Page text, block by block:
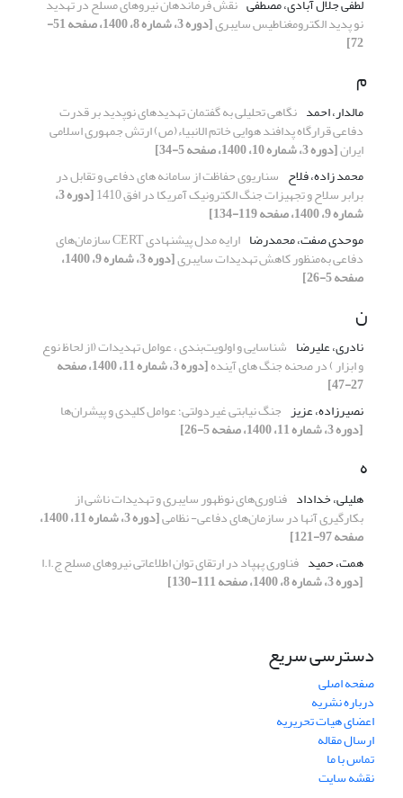
نو پدید الکترومغناطیس سایبری [دوره 3، شماره 8، 1400، صفحه 51-
72]
م
مالدار، احمد نگاهی تحلیلی به گفتمان تهدیدهای نوپدید بر قدرت
دفاعی قرارگاه پدافند هوایی خاتم الانبیاء(ص) ارتش جمهوری اسلامی
ایران[دوره 3، شماره 10، 1400، صفحه 5-34]
محمد زاده، فلاح سناریوی حفاظت از سامانه های دفاعی و تقابل در
برابر سلاح و تجهیزات جنگ الکترونیک آمریکا در افق 1410 [دوره 3،
شماره 9، 1400، صفحه 119-134]
موحدی صفت، محمدرضا
ارایه مدل‌ پیشنهادی CERT سازمان‌های
دفاعی به‌منظور کاهش تهدیدات سایبری [دوره 3، شماره 9، 1400،
صفحه 5-26]
ن
نادری، علیرضا شناسایی و اولویت‌بندی ، عوامل تهدیدات (از لحاظ نوع
و ابزار ) در صحنه جنگ های آینده [دوره 3، شماره 11، 1400، صفحه
27-47]
نصیرزاده، عزیز جنگ نیابتی غیردولتی؛ عوامل کلیدی و پیشران‌ها
[دوره 3، شماره 11، 1400، صفحه 5-26]
ه
هلیلی، خداداد فناوری‌های نوظهور سایبری و تهدیدات ناشی از
بکارگیری آنها در سازمان‌های دفاعی- نظامی [دوره 3، شماره 11، 1400،
صفحه 97-121]
همت، حمید فناوری پهپاد در ارتقای توان اطلاعاتی نیروهای مسلح ج.ا.ا
[دوره 3، شماره 8، 1400، صفحه 111-130]
دسترسی سریع
صفحه اصلی
درباره نشریه
اعضای هیات تحریریه
ارسال مقاله
تماس با ما
نقشه سایت